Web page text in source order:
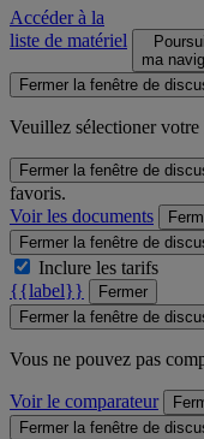
Accéder à la
liste de matériel
ma
Fermer la fenêtre de
Veuillez sélectioner votre
Fermer la fenêtre de
favoris.
Voir les documents
Fermer la fenêtre de
Inclure les tarifs
{{label}}
Fermer
Fermer la fenêtre de
Vous ne pouvez pas
Voir le comparateur
Fermer la fenêtre de